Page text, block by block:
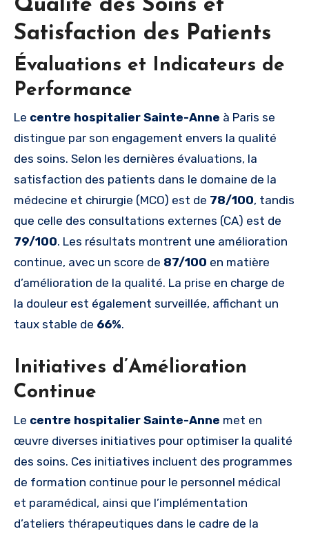
Qualité des Soins et
Satisfaction des Patients
Évaluations et Indicateurs de
Performance
Le centre hospitalier Sainte-Anne à Paris se
distingue par son engagement envers la qualité
des soins. Selon les dernières évaluations, la
satisfaction des patients dans le domaine de la
médecine et chirurgie (MCO) est de 78/100, tandis
que celle des consultations externes (CA) est de
79/100. Les résultats montrent une amélioration
continue, avec un score de 87/100 en matière
d’amélioration de la qualité. La prise en charge de
la douleur est également surveillée, affichant un
taux stable de 66%.
Initiatives d’Amélioration
Continue
Le centre hospitalier Sainte-Anne met en
œuvre diverses initiatives pour optimiser la qualité
des soins. Ces initiatives incluent des programmes
de formation continue pour le personnel médical
et paramédical, ainsi que l’implémentation
d’ateliers thérapeutiques dans le cadre de la